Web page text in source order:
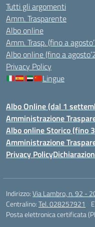
Tutti gli argomenti
Amm. Trasparente
Albo online
Amm. Trasp. (fino a
Albo online (fino a
Privacy Policy
Lingue
Albo Online (dal 1
Amministrazione
Albo online Storico (fino
Amministrazione
Privacy Policy
Indirizzo:Via Lambro, n. 92 -
Centralino:Tel. 028257921
Posta elettronica certificata